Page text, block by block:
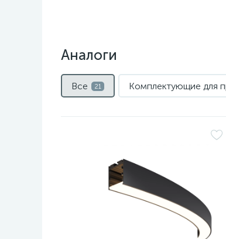
Аналоги
Все 21 Комплектующие для